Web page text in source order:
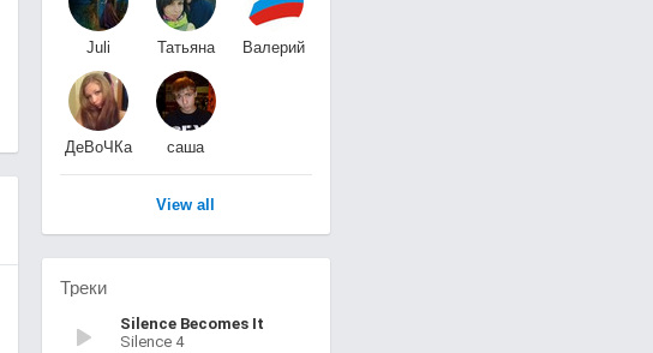
Juli
Татьяна
Валерий
ДеВоЧКа
саша
View all
Треки
Silence Becomes It
Silence 4